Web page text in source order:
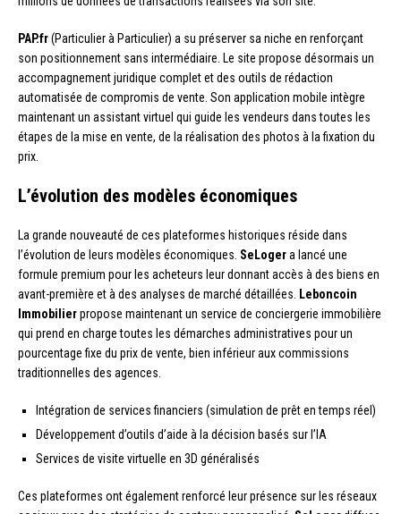
PAP.fr(Particulier à Particulier) a su préserver sa niche en renforçant
son positionnement sans intermédiaire. Le site propose désormais un
accompagnement juridique complet et des outils de rédaction
automatisée de compromis de vente. Son application mobile intègre
maintenant un assistant virtuel qui guide les vendeurs dans toutes les
étapes de la mise en vente, de la réalisation des photos à la fixation du
prix.
L’évolution des modèles économiques
La grande nouveauté de ces plateformes historiques réside dans
l’évolution de leurs modèles économiques. SeLogera lancé une
formule premium pour les acheteurs leur donnant accès à des biens en
avant-première et à des analyses de marché détaillées.
Leboncoin
Immobilierpropose maintenant un service de conciergerie immobilière
qui prend en charge toutes les démarches administratives pour un
pourcentage fixe du prix de vente, bien inférieur aux commissions
traditionnelles des agences.
Intégration de services financiers (simulation de prêt en temps réel)
Développement d’outils d’aide à la décision basés sur l’IA
Services de visite virtuelle en 3D généralisés
Ces plateformes ont également renforcé leur présence sur les réseaux